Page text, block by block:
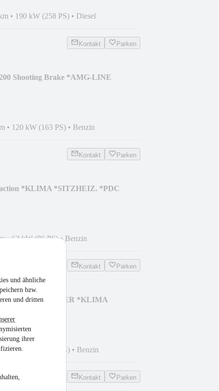
und ähnliche
bzw.
und dritten
ihrer
• 190 kW (258 PS) • Diesel
Kontakt Parken
Shooting Brake *AMG-LINE
• 120 kW (163 PS) • Benzin
Kontakt Parken
*KLIMA *SITZHEIZ. *PDC
•63 kW (86 PS)• Benzin
Kontakt Parken
DSG 4x4 *7-SITZER *KLIMA
•132 kW (179 PS) • Benzin
Kontakt Parken